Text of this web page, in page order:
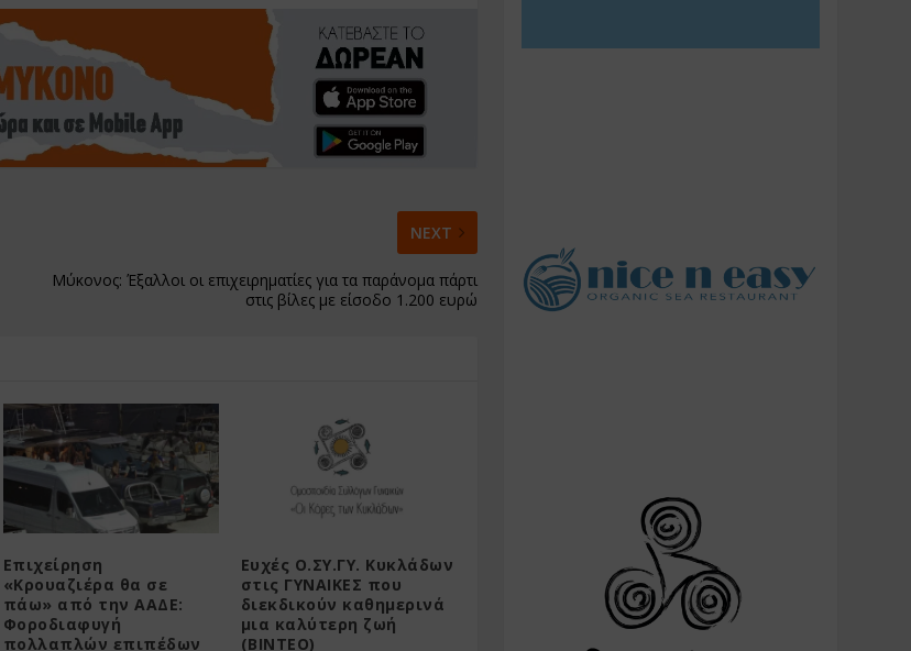
NEXT
Μύκονος: Έξαλλοι οι επιχειρηματίες για τα παράνομα πάρτι
στις βίλες με είσοδο 1.200 ευρώ
Επιχείρηση
«Κρουαζιέρα θα σε
πάω» από την ΑΑΔΕ:
Φοροδιαφυγή
πολλαπλών επιπέδων
Ευχές Ο.ΣΥ.ΓΥ. Κυκλάδων
στις ΓΥΝΑΙΚΕΣ που
διεκδικούν καθημερινά
μια καλύτερη ζωή
(ΒΙΝΤΕΟ)